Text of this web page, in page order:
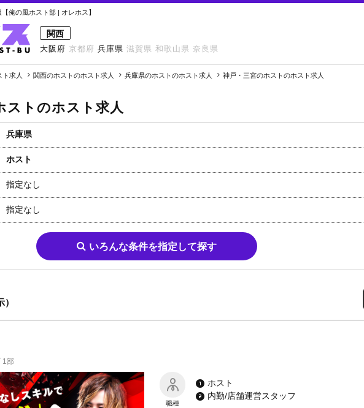
俺の風ホスト部 | オレホス】
関西
大阪府 京都府 兵庫県 滋賀県 和歌山県 奈良県
ト求人 関西のホストのホスト求人 兵庫県のホストのホスト求人 神戸・三宮のホストのホスト求人
ストのホスト求人
兵庫県
ホスト
指定なし
指定なし
いろんな条件を指定して探す
1部
職種
ホスト
内勤/店舗運営スタッフ